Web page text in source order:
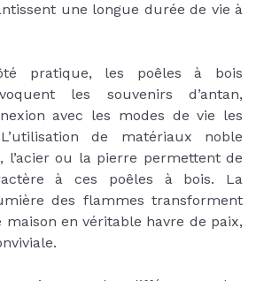
une longue durée de vie à
pratique, les poêles à bois
les souvenirs d’antan,
avec les modes de vie les
de matériaux noble
l’acier ou la pierre permettent de
à ces poêles à bois. La
des flammes transforment
maison en véritable havre de paix,